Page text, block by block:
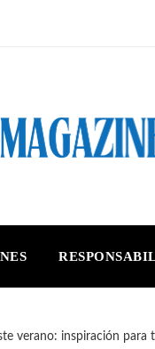
verano: inspiración para